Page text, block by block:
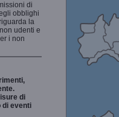
di
obblighi
la
udenti e
i non
di
di eventi